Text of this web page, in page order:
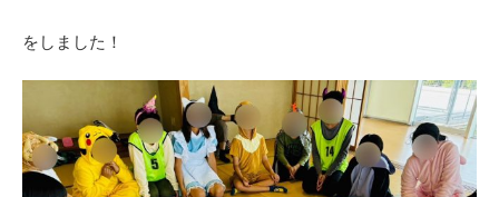
をしました！